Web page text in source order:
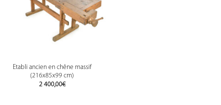
Etabli ancien en chêne massif
(216x85x99 cm)
2 400,00€